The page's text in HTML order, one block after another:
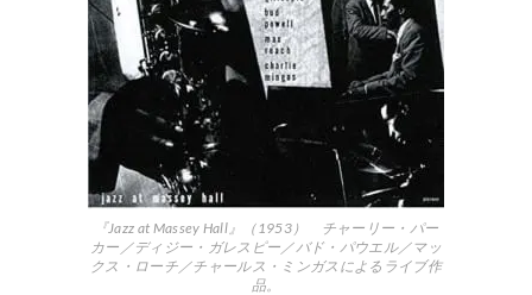
『Jazz at Massey Hall』（1953） チャーリー・パー
カー／ディジー・ガレスピー／バド・パウエル／マッ
クス・ローチ／チャールス・ミンガスによるライブ作
品。